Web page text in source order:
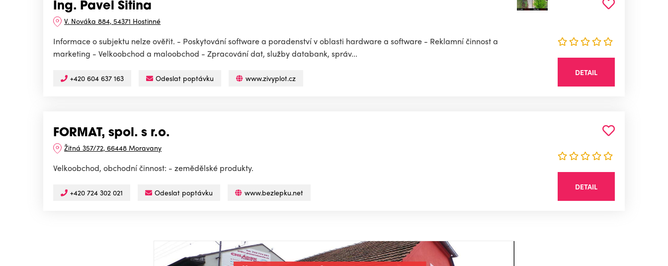
Ing. Pavel Šitina
V. Nováka 884, 54371 Hostinné
Informace o subjektu nelze ověřit. - Poskytování software a poradenství v oblasti hardware a software - Reklamní činnost a
marketing - Velkoobchod a maloobchod - Zpracování dat, služby databank, správ...
+420 604 637 163 Odeslat poptávku www.zivyplot.cz
DETAIL
FORMAT, spol. s r.o.
Žitná 357/72, 66448 Moravany
Velkoobchod, obchodní činnost: - zemědělské produkty.
+420 724 302 021 Odeslat poptávku www.bezlepku.net
DETAIL